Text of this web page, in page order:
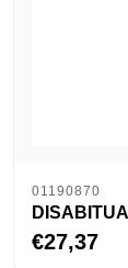
01190870
€27,37